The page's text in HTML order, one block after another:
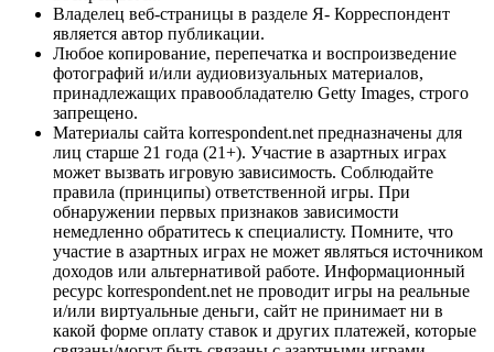
Владелец веб-страницы в разделе Я- Корреспондент
является автор публикации.
Любое копирование, перепечатка и воспроизведение
фотографий и/или аудиовизуальных материалов,
принадлежащих правообладателю Getty Images, строго
запрещено.
Материалы сайта korrespondent.net предназначены для
лиц старше 21 года (21+). Участие в азартных играх
может вызвать игровую зависимость. Соблюдайте
правила (принципы) ответственной игры. При
обнаружении первых признаков зависимости
немедленно обратитесь к специалисту. Помните, что
участие в азартных играх не может являться источником
доходов или альтернативой работе. Информационный
ресурс korrespondent.net не проводит игры на реальные
и/или виртуальные деньги, сайт не принимает ни в
какой форме оплату ставок и других платежей, которые